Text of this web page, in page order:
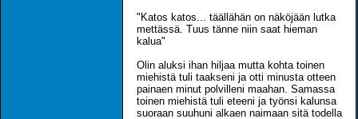
"Katos katos... täällähän on näköjään lutka
mettässä. Tuus tänne niin saat hieman
kalua"
Olin aluksi ihan hiljaa mutta kohta toinen
miehistä tuli taakseni ja otti minusta otteen
painaen minut polvilleni maahan. Samassa
toinen miehistä tuli eteeni ja työnsi kalunsa
suoraan suuhuni alkaen naimaan sitä todella